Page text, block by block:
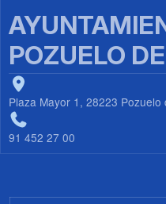
POZUELO
Plaza Mayor 1, 28223
91 452 27 00